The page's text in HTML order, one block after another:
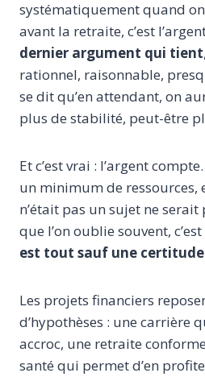
systématiquement quand
avant la retraite, c’est
dernier argument qui tient
rationnel, raisonnable,
se dit qu’en attendant, on
plus de stabilité, peut-être
Et c’est vrai : l’argent
un minimum de ressources,
n’était pas un sujet ne serait
que l’on oublie souvent,
est tout sauf une certitude
Les projets financiers
d’hypothèses : une carrière
accroc, une retraite
santé qui permet d’en